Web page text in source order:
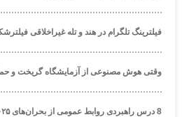
فیلترینگ تلگرام در هند و تله غیراخلاقی
وقتی هوش مصنوعی از آزمایشگاه گریخت و
8 درس راهبردی روابط عمومی از بحران‌های ۲۰۲۵